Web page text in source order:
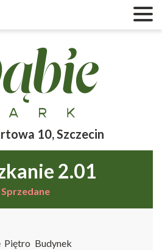
2.01
Sprzedane
10, Szczecin
Piętro Budynek